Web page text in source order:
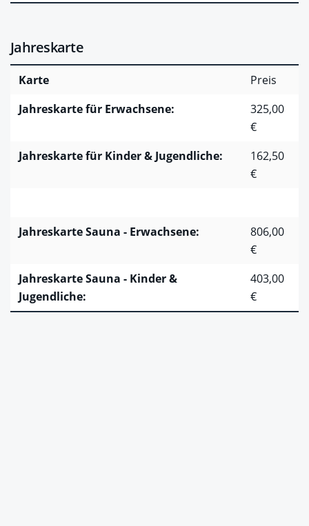
Jahreskarte
Karte
Preis
Jahreskarte für Erwachsene:
325,00
€
Jahreskarte für Kinder & Jugendliche:
162,50
€
Jahreskarte Sauna - Erwachsene:
806,00
€
Jahreskarte Sauna - Kinder &
Jugendliche:
403,00
€